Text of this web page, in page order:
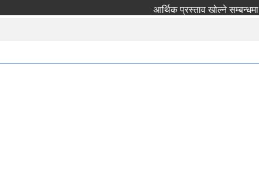
आर्थिक प्रस्ताव खोल्ने सम्बन्धमा ।